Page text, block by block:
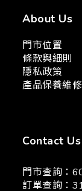
About Us
門市位置
條款與細則
隱私政策
產品保養維修
Contact Us
門市查詢：
訂單查詢：